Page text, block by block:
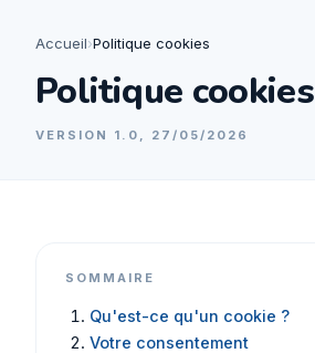
Accueil›Politique cookies
Politique cookies
VERSION 1.0, 27/05/2026
SOMMAIRE
Qu'est-ce qu'un cookie ?
Votre consentement